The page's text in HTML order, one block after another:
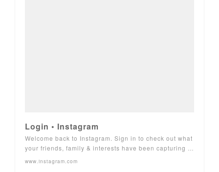
Login • Instagram
Welcome back to Instagram. Sign in to check out what
your friends, family & interests have been capturing …
www.instagram.com